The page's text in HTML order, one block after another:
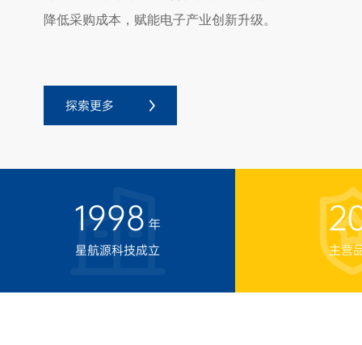
降低采购成本，赋能电子产业创新升级。
探索更多
1998 年
星航源科技成立
主营